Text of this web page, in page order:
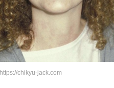
https://chikyu-jack.com